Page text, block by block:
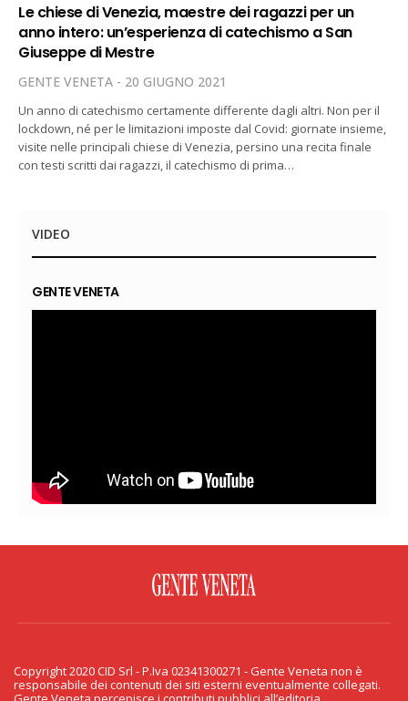
Le chiese di Venezia, maestre dei ragazzi per un
anno intero: un’esperienza di catechismo a San
Giuseppe di Mestre
GENTE VENETA 20 GIUGNO 2021
Un anno di catechismo certamente differente dagli altri. Non per il
lockdown, né per le limitazioni imposte dal Covid: giornate insieme,
visite nelle principali chiese di Venezia, persino una recita finale
con testi scritti dai ragazzi, il catechismo di prima…
VIDEO
GENTE VENETA
PRIVACY & COOKIE
Copyright 2020 CID Srl - P.Iva 02341300271 - Gente Veneta non è
responsabile dei contenuti dei siti esterni eventualmente collegati.